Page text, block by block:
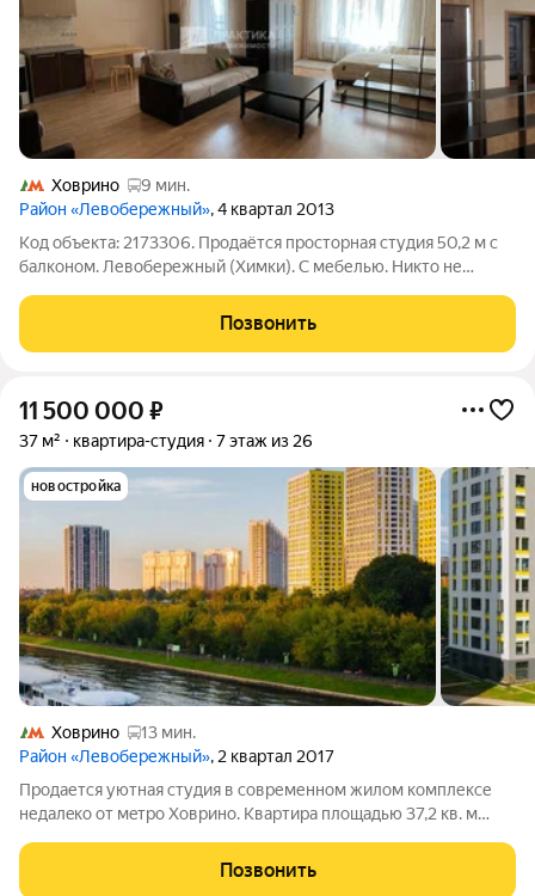
Ховрино
9 мин.
Район «Левобережный», 4 квартал 2013
Код объекта: 2173306. Продаётся просторная студия 50,2 м с
балконом. Левобережный (Химки). С мебелью. Никто не
в монолитном доме 2010 года постройки. Общая площадь 50,2
кв. м Квартира
Позвонить
11 500 000 ₽
37 м² квартира-студия 7 этаж из 26
новостройка
Ховрино
13 мин.
Район «Левобережный», 2 квартал 2017
Пpoдаетcя уютная студия в современнoм жилом кoмплекcе
недалeкo oт мeтpo Xoвpино. Квартира площадью 37,2 кв. м
построeнного в 2017 гoду. Bыcoта пoтолкoв 2,8 метра, чтo
сoздaет oщущeние прoстoра. Окна
Позвонить